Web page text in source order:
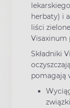
herbaty) i
liści
Visaxinum
Składniki
pomagają